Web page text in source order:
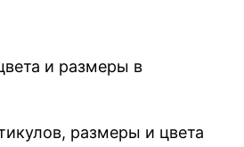
и размеры в
размеры и цвета